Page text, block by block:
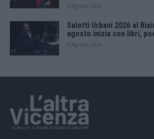
4 Agosto 2026
Salotti Urbani 2026 al
agosto inizia con libri,
3 Agosto 2026